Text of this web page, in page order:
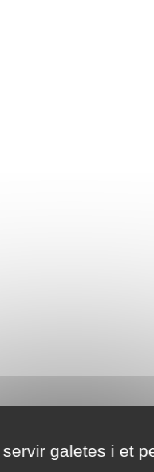
galetes i et